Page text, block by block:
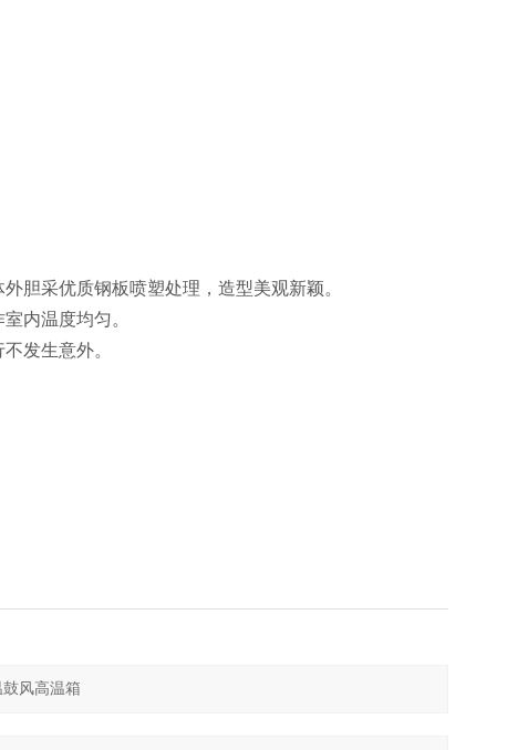
胆采优质钢板喷塑处理，造型美观新颖。
内温度均匀。
发生意外。